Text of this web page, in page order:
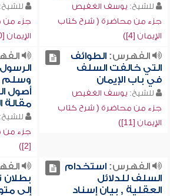
للشيخ: يوسف الغفيص
جزء من محاضرة ( شرح كتاب
الإيمان [4])
للشيخ:
جزء من
الإيمان [10])
الفهرس:الطوائف
التي خالفت السلف
في باب الإيمان
للشيخ: يوسف الغفيص
جزء من محاضرة ( شرح كتاب
الإيمان [11])
وسلم
أصول
مقالة
للشيخ:
جزء من
[2])
الفهرس:استخدام
السلف للدلائل
العقلية , بيان إسناد
إلى